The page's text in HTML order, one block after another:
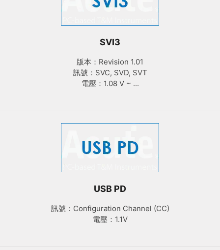
SVI3
版本：Revision 1.01
訊號：SVC, SVD, SVT
電壓：1.08 V ~ ...
USB PD
訊號：Configuration Channel (CC)
電壓：1.1V